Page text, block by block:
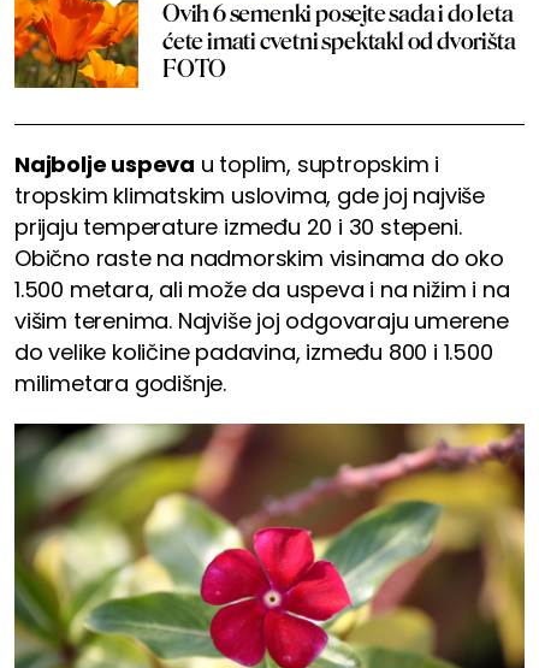
Ovih 6 semenki posejte sada i do leta
ćete imati cvetni spektakl od dvorišta
FOTO
Najbolje uspeva u toplim, suptropskim i
tropskim klimatskim uslovima, gde joj najviše
prijaju temperature između 20 i 30 stepeni.
Obično raste na nadmorskim visinama do oko
1.500 metara, ali može da uspeva i na nižim i na
višim terenima. Najviše joj odgovaraju umerene
do velike količine padavina, između 800 i 1.500
milimetara godišnje.